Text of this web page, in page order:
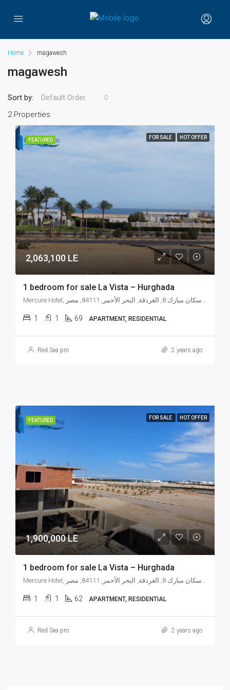
Home magawesh
magawesh
2 Properties
Sort by: Default Order
FEATURED FOR SALE HOT OFFER
2,063,100 LE
1 bedroom for sale La Vista – Hurghada
Mercure Hotel, شارع النصر, إسكان مبارك 8, الغردقة, البحر الأحمر, 84111, مصر
1 1 69 APARTMENT, RESIDENTIAL
Red Sea pro 2 years ago
FEATURED FOR SALE HOT OFFER
1,900,000 LE
1 bedroom for sale La Vista – Hurghada
Mercure Hotel, شارع النصر, إسكان مبارك 8, الغردقة, البحر الأحمر, 84111, مصر
1 1 62 APARTMENT, RESIDENTIAL
Red Sea pro 2 years ago